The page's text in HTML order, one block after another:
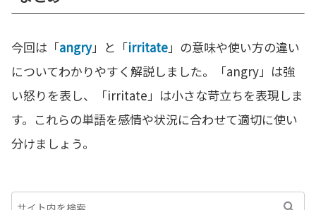
今回は「angry」と「irritate」の意味や使い方の違い
についてわかりやすく解説しました。「angry」は強
い怒りを表し、「irritate」は小さな苛立ちを表現しま
す。これらの単語を感情や状況に合わせて適切に使い
分けましょう。